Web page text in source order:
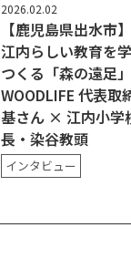
2026.02.02
【鹿児島県出水市
江内らしい教育を
つくる「森の遠足
WOODLIFE 代表取
基さん × 江内小学
長・染谷教頭
インタビュー